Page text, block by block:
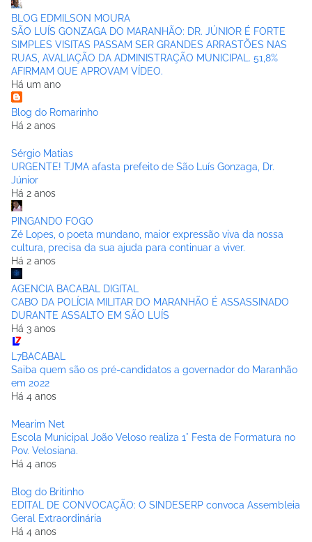
BLOG EDMILSON MOURA
SÃO LUÍS GONZAGA DO MARANHÃO: DR. JÚNIOR É FORTE
SIMPLES VISITAS PASSAM SER GRANDES ARRASTÕES NAS
RUAS, AVALIAÇÃO DA ADMINISTRAÇÃO MUNICIPAL. 51,8%
AFIRMAM QUE APROVAM VÍDEO.
Há um ano
Blog do Romarinho
Há 2 anos
Sérgio Matias
URGENTE! TJMA afasta prefeito de São Luís Gonzaga, Dr.
Júnior
Há 2 anos
PINGANDO FOGO
Zé Lopes, o poeta mundano, maior expressão viva da nossa
cultura, precisa da sua ajuda para continuar a viver.
Há 2 anos
AGENCIA BACABAL DIGITAL
CABO DA POLÍCIA MILITAR DO MARANHÃO É ASSASSINADO
DURANTE ASSALTO EM SÃO LUÍS
Há 3 anos
L7BACABAL
Saiba quem são os pré-candidatos a governador do Maranhão
em 2022
Há 4 anos
Mearim Net
Escola Municipal João Veloso realiza 1° Festa de Formatura no
Pov. Velosiana.
Há 4 anos
Blog do Britinho
EDITAL DE CONVOCAÇÃO: O SINDESERP convoca Assembleia
Geral Extraordinária
Há 4 anos